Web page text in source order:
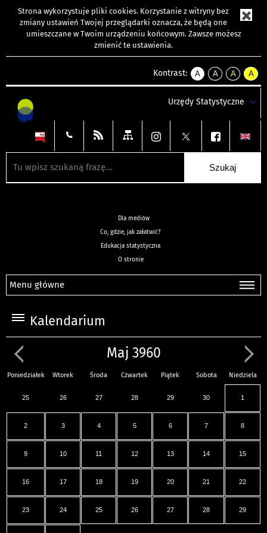
Strona wykorzystuje pliki cookies. Korzystanie z witryny bez
zmiany ustawień Twojej przeglądarki oznacza, że będą one
umieszczane w Twoim urządzeniu końcowym. Zawsze możesz
zmienić te ustawienia.
Kontrast:
A
kontrast
A
kontrast
tekst
czarnym
A
kontrast
tekst
czarnym
A
tekst
żółtym
Urzędy Statystyczne
Dla mediów
Co, gdzie, jak załatwić?
Edukacja statystyczna
O stronie
Menu główne
Kalendarium
Maj 3960
Poniedziałek Wtorek Środa Czwartek Piątek Sobota Niedziela
25 26 27 28 29 30 1
2 3 4 5 6 7 8
9 10 11 12 13 14 15
16 17 18 19 20 21 22
23 24 25 26 27 28 29